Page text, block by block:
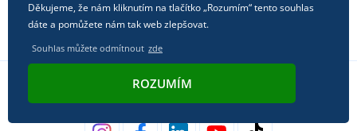
Děkujeme, že nám kliknutím na tlačítko „Rozumím“ tento souhlas
dáte a pomůžete nám tak web zlepšovat.
Souhlas můžete odmítnout zde
ROZUMÍM